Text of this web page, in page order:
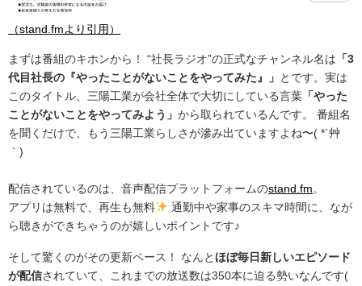
（stand.fmより引用）
まずは番組のキホンから！ “社長ラジオ”の正式なチャンネル名は 「3
代目社長の『やったことがないことをやってみた』」 とです。実は
このタイトル、三陽工業が会社全体で大切にしている言葉 「やった
ことがないことをやってみよう」 から取られているんです。 番組名
を聞くだけで、もう三陽工業らしさが滲み出ていますよね〜( *´艸
｀)
配信されているのは、音声配信プラットフォームのstand.fm。
アプリは無料で、再生も無料
通勤中や家事のスキマ時間に、なが
ら聴きができちゃうのが嬉しいポイントです♪
そして驚くのがその更新ペース！ なんとほぼ毎日新しいエピソード
が配信されていて、これまでの放送数は350本に迫る勢いなんです(